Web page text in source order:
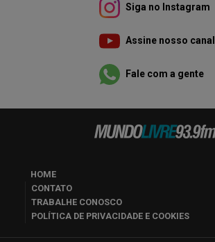
Siga no Instagram
Assine nosso canal
Fale com a gente
HOME
CONTATO
TRABALHE CONOSCO
POLÍTICA DE PRIVACIDADE E COOKIES